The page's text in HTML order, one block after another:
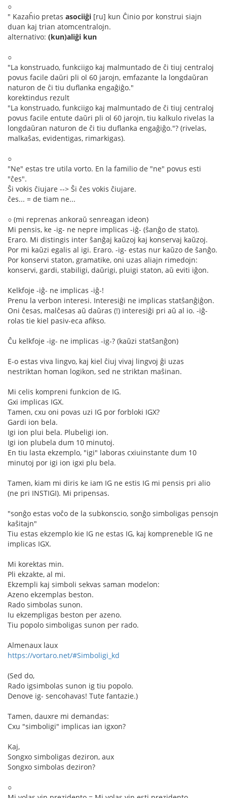
○
" Kazaĥio pretas asociiĝi [ru] kun Ĉinio por konstrui siajn
duan kaj trian atomcentralojn.
alternativo: (kun)aliĝi kun
○
"La konstruado, funkciigo kaj malmuntado de ĉi tiuj centraloj
povus facile daŭri pli ol 60 jarojn, emfazante la longdaŭran
naturon de ĉi tiu duflanka engaĝiĝo."
korektindus rezult
"La konstruado, funkciigo kaj malmuntado de ĉi tiuj centraloj
povus facile entute daŭri pli ol 60 jarojn, tiu kalkulo rivelas la
longdaŭran naturon de ĉi tiu duflanka engaĝiĝo."? (rivelas,
malkaŝas, evidentigas, rimarkigas).
○
"Ne" estas tre utila vorto. En la familio de "ne" povus esti
"ĉes".
Ŝi vokis ĉiujare --> Ŝi ĉes vokis ĉiujare.
ĉes... = de tiam ne...
○ (mi reprenas ankoraŭ senreagan ideon)
Mi pensis, ke -ig- ne nepre implicas -iĝ- (ŝanĝo de stato).
Eraro. Mi distingis inter ŝanĝaj kaŭzoj kaj konservaj kaŭzoj.
Por mi kaŭzi egalis al igi. Eraro. -ig- estas nur kaŭzo de ŝanĝo.
Por konservi staton, gramatike, oni uzas aliajn rimedojn:
konservi, gardi, stabiligi, daŭrigi, pluigi staton, aŭ eviti iĝon.
Kelkfoje -iĝ- ne implicas -iĝ-!
Prenu la verbon interesi. Interesiĝi ne implicas statŝanĝiĝon.
Oni ĉesas, malĉesas aŭ daŭras (!) interesiĝi pri aŭ al io. -iĝ-
rolas tie kiel pasiv-eca afikso.
Ĉu kelkfoje -ig- ne implicas -ig-? (kaŭzi statŝanĝon)
E-o estas viva lingvo, kaj kiel ĉiuj vivaj lingvoj ĝi uzas
nestriktan homan logikon, sed ne striktan maŝinan.
Mi celis kompreni funkcion de IG.
Gxi implicas IGX.
Tamen, cxu oni povas uzi IG por forbloki IGX?
Gardi ion bela.
Igi ion plui bela. Plubeligi ion.
Igi ion plubela dum 10 minutoj.
En tiu lasta ekzemplo, "igi" laboras cxiuinstante dum 10
minutoj por igi ion igxi plu bela.
Tamen, kiam mi diris ke iam IG ne estis IG mi pensis pri alio
(ne pri INSTIGI). Mi pripensas.
"sonĝo estas voĉo de la subkonscio, sonĝo simboligas pensojn
kaŝitajn"
Tiu estas ekzemplo kie IG ne estas IG, kaj kompreneble IG ne
implicas IGX.
Mi korektas min.
Pli ekzakte, al mi.
Ekzempli kaj simboli sekvas saman modelon:
Azeno ekzemplas beston.
Rado simbolas sunon.
Iu ekzempligas beston per azeno.
Tiu popolo simboligas sunon per rado.
Almenaux laux
https://vortaro.net/#Simboligi_kd
(Sed do,
Rado igsimbolas sunon ig tiu popolo.
Denove ig- sencohavas! Tute fantazie.)
Tamen, dauxre mi demandas:
Cxu "simboligi" implicas ian igxon?
Kaj,
Songxo simboligas deziron, aux
Songxo simbolas deziron?
○